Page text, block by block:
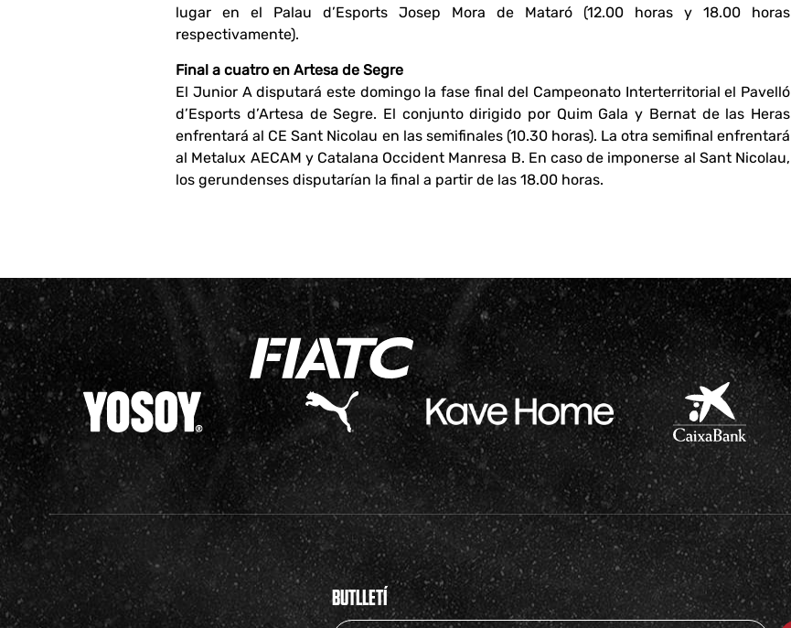
lugar en el Palau d’Esports Josep Mora de Mataró (12.00 horas y 18.00 horas
respectivamente).
Final a cuatro en Artesa de Segre
El Junior A disputará este domingo la fase final del Campeonato Interterritorial el Pavelló
d’Esports d’Artesa de Segre. El conjunto dirigido por Quim Gala y Bernat de las Heras
enfrentará al CE Sant Nicolau en las semifinales (10.30 horas). La otra semifinal enfrentará
al Metalux AECAM y Catalana Occident Manresa B. En caso de imponerse al Sant Nicolau,
los gerundenses disputarían la final a partir de las 18.00 horas.
BUTLLETÍ